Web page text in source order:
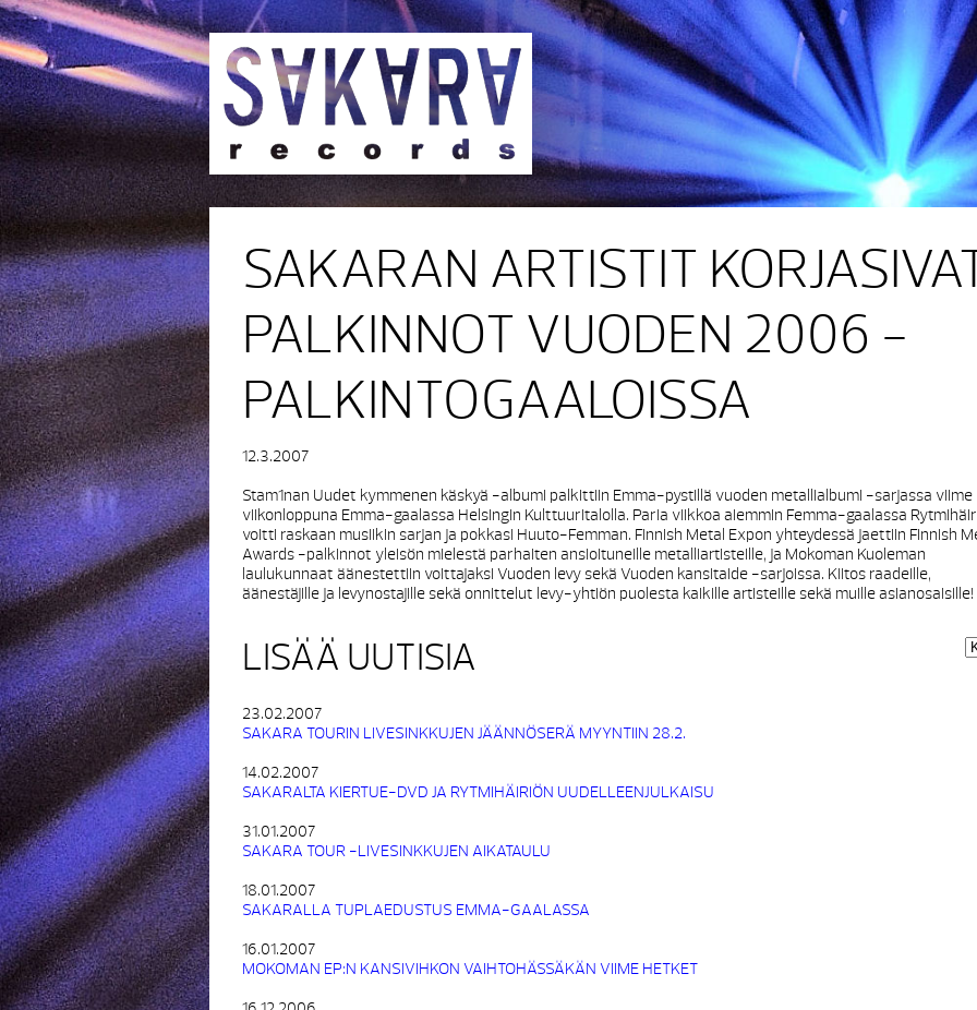
Sakara Records
SAKARAN ARTISTIT
PALKINNOT VUODEN 2006 -
PALKINTOGAALOISSA
12.3.2007
Stam1nan Uudet kymmenen käskyä -albumi palkittiin Emma-pystillä vuoden metallialbumi -sarjassa viime
viikonloppuna Emma-gaalassa Helsingin Kulttuuritalolla. Paria viikkoa aiemmin Femma-gaalassa
voitti raskaan musiikin sarjan ja pokkasi Huuto-Femman. Finnish Metal Expon yhteydessä jaettiin Finnish
Awards -palkinnot yleisön mielestä parhaiten ansioituneille metalliartisteille, ja Mokoman Kuoleman
laulukunnaat äänestettiin voittajaksi Vuoden levy sekä Vuoden kansitaide -sarjoissa. Kiitos raadeille,
äänestäjille ja levynostajille sekä onnittelut levy-yhtiön puolesta kaikille artisteille sekä muille asianosaisille!
LISÄÄ UUTISIA
23.02.2007
SAKARA TOURIN LIVESINKKUJEN JÄÄNNÖSERÄ MYYNTIIN 28.2.
14.02.2007
SAKARALTA KIERTUE-DVD JA RYTMIHÄIRIÖN UUDELLEENJULKAISU
31.01.2007
SAKARA TOUR -LIVESINKKUJEN AIKATAULU
18.01.2007
SAKARALLA TUPLAEDUSTUS EMMA-GAALASSA
16.01.2007
MOKOMAN EP:N KANSIVIHKON VAIHTOHÄSSÄKÄN VIIME HETKET